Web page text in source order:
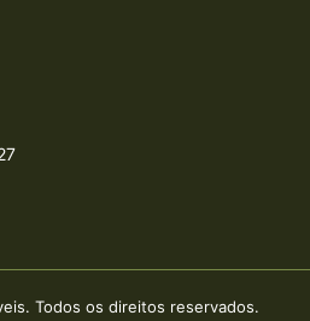
Todos os direitos reservados.